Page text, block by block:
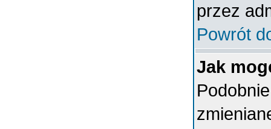
przez
Powrót
Jak